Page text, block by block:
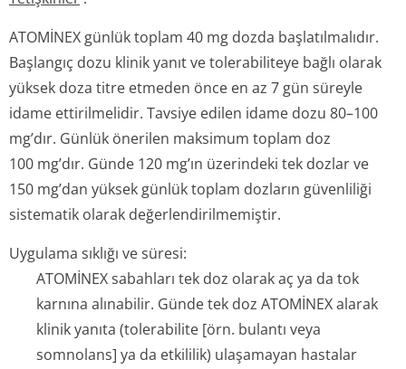
ATOMİNEX günlük toplam 40 mg dozda başlatılmalıdır.
Başlangıç dozu klinik yanıt ve tolerabiliteye bağlı olarak
yüksek doza titre etmeden önce en az 7 gün süreyle
idame ettirilmelidir. Tavsiye edilen idame dozu 80–100
mg’dır. Günlük önerilen maksimum toplam doz
100 mg’dır. Günde 120 mg’ın üzerindeki tek dozlar ve
150 mg’dan yüksek günlük toplam dozların güvenliliği
sistematik olarak değerlendiril­memiştir.
Uygulama sıklığı ve süresi:
ATOMİNEX sabahları tek doz olarak aç ya da tok
karnına alınabilir. Günde tek doz ATOMİNEX alarak
klinik yanıta (tolerabilite [örn. bulantı veya
somnolans] ya da etkililik) ulaşamayan hastalar